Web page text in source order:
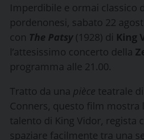
Imperdibile e ormai classico
pordenonesi, sabato 22
con The Patsy(1928) di King
l’attesissimo concerto della
programma alle 21.00.
Tratto da una pièce teatrale
Conners, questo film mostra
talento di King Vidor, regista
spaziare facilmente tra una